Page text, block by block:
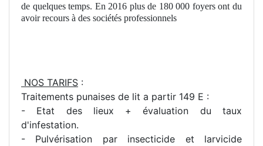
de quelques temps. En 2016 plus de 180 000 foyers ont du
avoir recours à des sociétés professionnels
NOS TARIFS :
Traitements punaises de lit a partir 149 E :
- Etat des lieux + évaluation du taux
d'infestation.
- Pulvérisation par insecticide et larvicide